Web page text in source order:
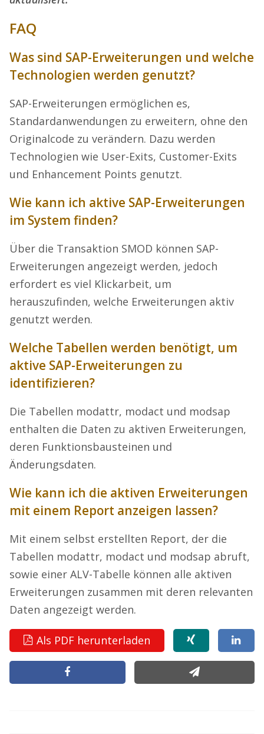
FAQ
Was sind SAP-Erweiterungen und welche
Technologien werden genutzt?
SAP-Erweiterungen ermöglichen es,
Standardanwendungen zu erweitern, ohne den
Originalcode zu verändern. Dazu werden
Technologien wie User-Exits, Customer-Exits
und Enhancement Points genutzt.
Wie kann ich aktive SAP-Erweiterungen
im System finden?
Über die Transaktion SMOD können SAP-
Erweiterungen angezeigt werden, jedoch
erfordert es viel Klickarbeit, um
herauszufinden, welche Erweiterungen aktiv
genutzt werden.
Welche Tabellen werden benötigt, um
aktive SAP-Erweiterungen zu
identifizieren?
Die Tabellen modattr, modact und modsap
enthalten die Daten zu aktiven Erweiterungen,
deren Funktionsbausteinen und
Änderungsdaten.
Wie kann ich die aktiven Erweiterungen
mit einem Report anzeigen lassen?
Mit einem selbst erstellten Report, der die
Tabellen modattr, modact und modsap abruft,
sowie einer ALV-Tabelle können alle aktiven
Erweiterungen zusammen mit deren relevanten
Daten angezeigt werden.
Als PDF herunterladen